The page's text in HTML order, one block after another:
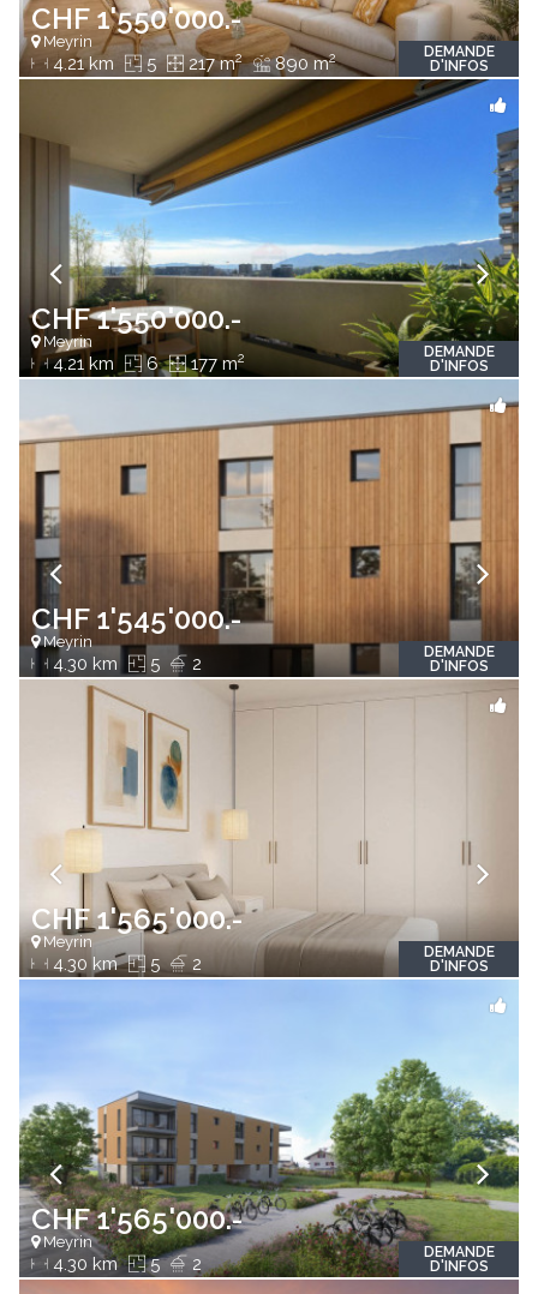
CHF 1'550'000.-
Meyrin
4.21 km 5 217 m2 890 m2
DEMANDE
D'INFOS
CHF 1'550'000.-
Meyrin
4.21 km 6 177 m2
DEMANDE
D'INFOS
CHF 1'545'000.-
Meyrin
4.30 km 5 2
DEMANDE
D'INFOS
CHF 1'565'000.-
Meyrin
4.30 km 5 2
DEMANDE
D'INFOS
CHF 1'565'000.-
Meyrin
4.30 km 5 2
DEMANDE
D'INFOS